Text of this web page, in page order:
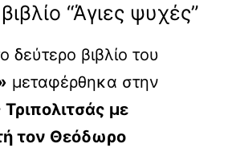
“Άγιες ψυχές”
δεύτερο βιβλίο του
μεταφέρθηκα στην
Τριπολιτσάς με
τον Θεόδωρο